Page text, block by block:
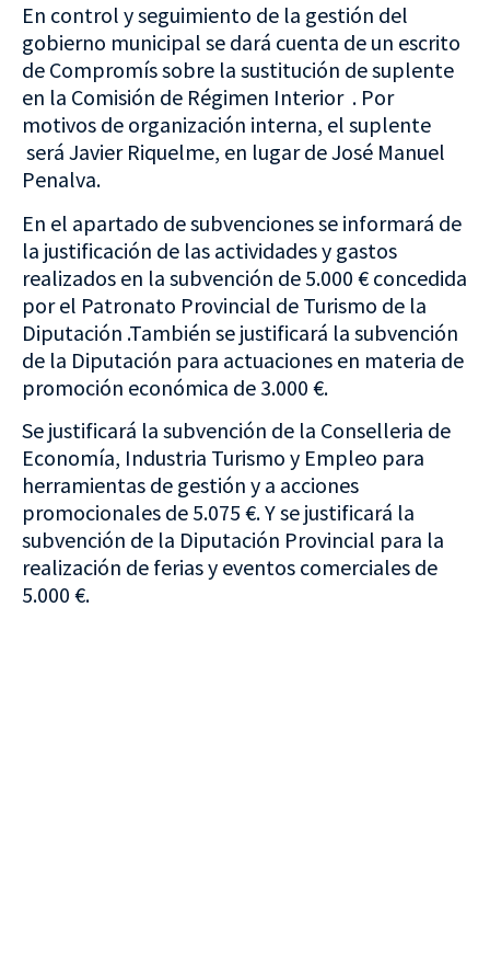
En control y seguimiento de la gestión del
gobierno municipal se dará cuenta de un escrito
de Compromís sobre la sustitución de suplente
en la Comisión de Régimen Interior . Por
motivos de organización interna, el suplente
será Javier Riquelme, en lugar de José Manuel
Penalva.
En el apartado de subvenciones se informará de
la justificación de las actividades y gastos
realizados en la subvención de 5.000 € concedida
por el Patronato Provincial de Turismo de la
Diputación .También se justificará la subvención
de la Diputación para actuaciones en materia de
promoción económica de 3.000 €.
Se justificará la subvención de la Conselleria de
Economía, Industria Turismo y Empleo para
herramientas de gestión y a acciones
promocionales de 5.075 €. Y se justificará la
subvención de la Diputación Provincial para la
realización de ferias y eventos comerciales de
5.000 €.